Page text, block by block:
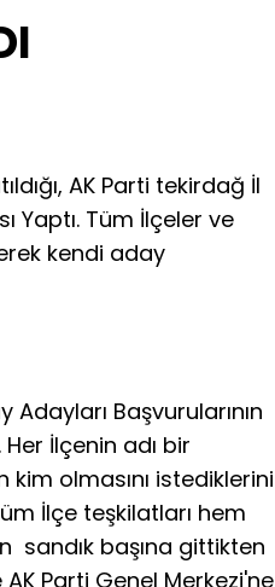
AK Parti tekirdağ İl
Yaptı. Tüm İlçeler ve
kendi aday
Adayları Başvurularının
İlçenin adı bir
olmasını istediklerini
İlçe teşkilatları hem
sandık başına gittikten
Parti Genel Merkezi'ne